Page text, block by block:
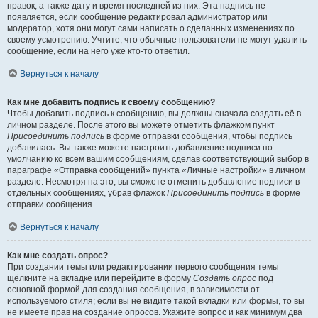
правок, а также дату и время последней из них. Эта надпись не
появляется, если сообщение редактировал администратор или
модератор, хотя они могут сами написать о сделанных изменениях по
своему усмотрению. Учтите, что обычные пользователи не могут удалить
сообщение, если на него уже кто-то ответил.
Вернуться к началу
Как мне добавить подпись к своему сообщению?
Чтобы добавить подпись к сообщению, вы должны сначала создать её в
личном разделе. После этого вы можете отметить флажком пункт
Присоединить подпись в форме отправки сообщения, чтобы подпись
добавилась. Вы также можете настроить добавление подписи по
умолчанию ко всем вашим сообщениям, сделав соответствующий выбор в
параграфе «Отправка сообщений» пункта «Личные настройки» в личном
разделе. Несмотря на это, вы сможете отменить добавление подписи в
отдельных сообщениях, убрав флажок Присоединить подпись в форме
отправки сообщения.
Вернуться к началу
Как мне создать опрос?
При создании темы или редактировании первого сообщения темы
щёлкните на вкладке или перейдите в форму Создать опрос под
основной формой для создания сообщения, в зависимости от
используемого стиля; если вы не видите такой вкладки или формы, то вы
не имеете прав на создание опросов. Укажите вопрос и как минимум два